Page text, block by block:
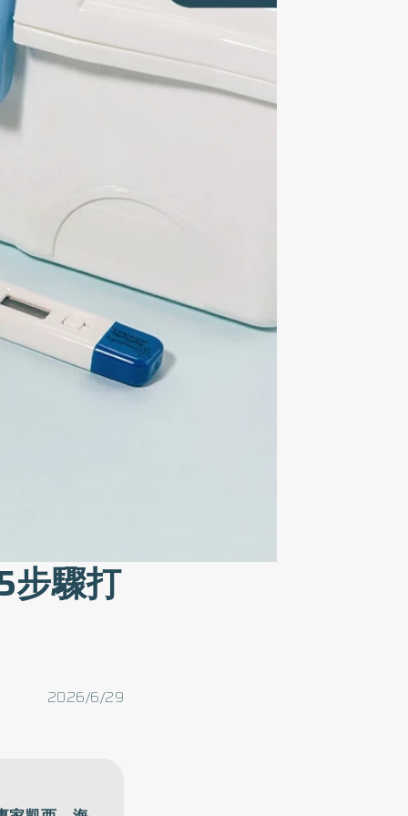
步驟打
2026/6/29